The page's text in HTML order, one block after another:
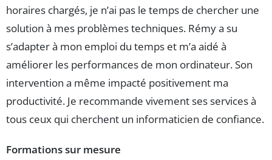
horaires chargés, je n’ai pas le temps de chercher une
solution à mes problèmes techniques. Rémy a su
s’adapter à mon emploi du temps et m’a aidé à
améliorer les performances de mon ordinateur. Son
intervention a même impacté positivement ma
productivité. Je recommande vivement ses services à
tous ceux qui cherchent un informaticien de confiance.
Formations sur mesure